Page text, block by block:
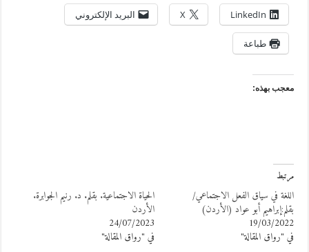
LinkedIn
X البريد الإلكتروني
طباعة
بهذه:
في سياق الفعل الاجتماعي/
أبو عواد (الأردن)
19/03/
"رواق المقالة"
الحياة الاجتماعية. بقلم. د. رنيم الجوابرة.
الأردن
24/07/2023
في "رواق المقالة"